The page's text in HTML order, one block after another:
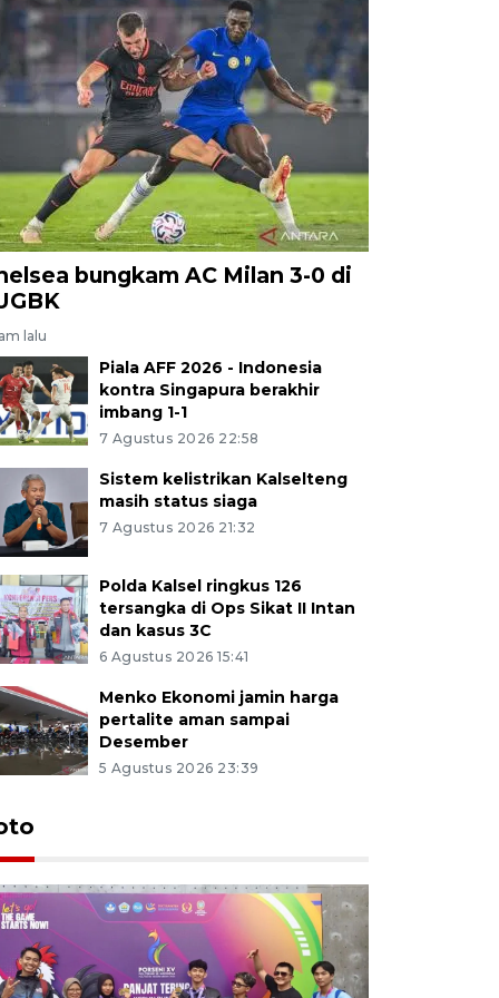
bungkam AC Milan 3-0 di
lalu
Piala AFF 2026 - Indonesia
kontra Singapura berakhir
imbang 1-1
7 Agustus 2026 22:58
Sistem kelistrikan Kalselteng
masih status siaga
7 Agustus 2026 21:32
Polda Kalsel ringkus 126
tersangka di Ops Sikat II Intan
dan kasus 3C
6 Agustus 2026 15:41
Menko Ekonomi jamin harga
pertalite aman sampai
Desember
5 Agustus 2026 23:39